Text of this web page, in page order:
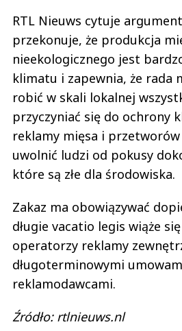
RTL Nieuws cytuje
przekonuje, że produkcja
nieekologicznego jest
klimatu i zapewnia, że rada
robić w skali lokalnej
przyczyniać się do ochrony
reklamy mięsa i
uwolnić ludzi od pokusy
które są złe dla środowiska.
Zakaz ma obowiązywać
długie vacatio legis wiąże
operatorzy reklamy
długoterminowymi
reklamodawcami.
Źródło: rtlnieuws.nl